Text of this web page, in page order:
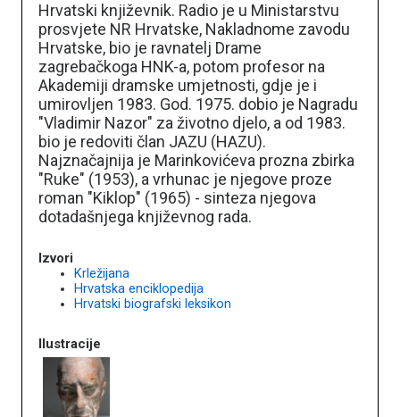
Hrvatski književnik. Radio je u Ministarstvu
prosvjete NR Hrvatske, Nakladnome zavodu
Hrvatske, bio je ravnatelj Drame
zagrebačkoga HNK-a, potom profesor na
Akademiji dramske umjetnosti, gdje je i
umirovljen 1983. God. 1975. dobio je Nagradu
"Vladimir Nazor" za životno djelo, a od 1983.
bio je redoviti član JAZU (HAZU).
Najznačajnija je Marinkovićeva prozna zbirka
"Ruke" (1953), a vrhunac je njegove proze
roman "Kiklop" (1965) - sinteza njegova
dotadašnjega književnog rada.
Izvori
Krležijana
Hrvatska enciklopedija
Hrvatski biografski leksikon
Ilustracije